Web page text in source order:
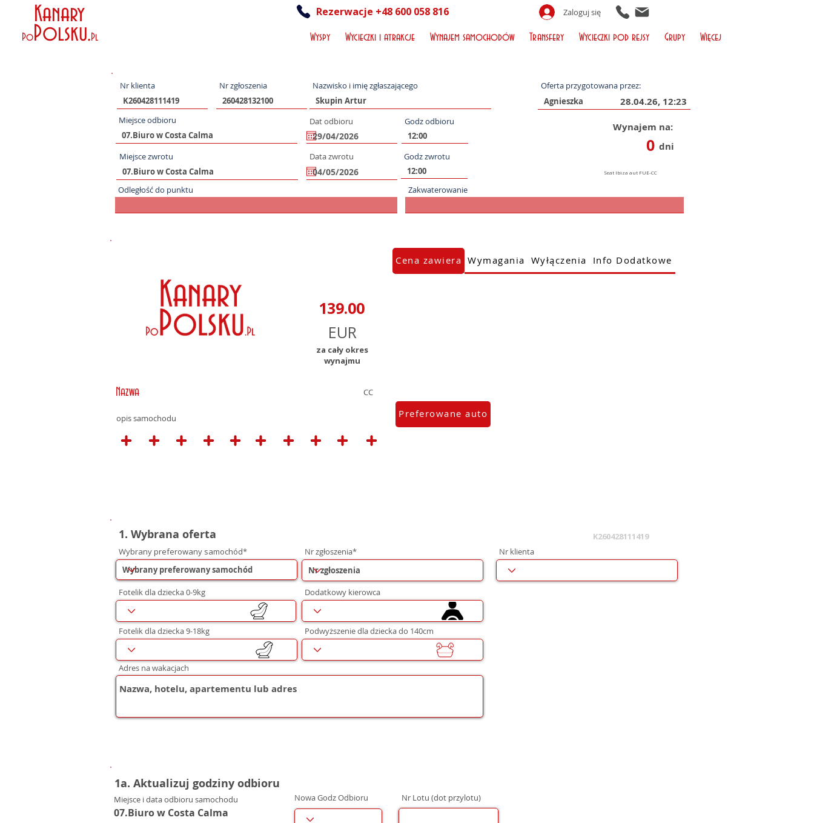
Kanary
PoPolsku.Pl
Rezerwacje +48 600 058 816 Zaloguj się
Wyspy Wycieczki i atrakcje Wynajem samochodów Transfery Wycieczki pod rejsy Grupy Więcej
Nr klienta Nr zgłoszenia Nazwisko i imię zgłaszającego Oferta przygotowana przez:
28.04.26, 12:23
Miejsce odbioru Dat odbioru Godz odbioru
Miejsce zwrotu Data zwrotu Godz zwrotu
Wynajem na:
0 dni
Odległość do punktu Zakwaterowanie
za cały okres
wynajmu
Nazwa CC
opis samochodu
Cena zawiera Wymagania Wyłączenia Info Dodatkowe
Preferowane auto
1. Wybrana oferta
Wybrany preferowany samochód* Nr zgłoszenia*
Fotelik dla dziecka 0-9kg Dodatkowy kierowca
Fotelik dla dziecka 9-18kg Podwyższenie dla dziecka do 140cm
Adres na wakacjach
K260428111419
Nr klienta
1a. Aktualizuj godziny odbioru
Miejsce i data odbioru samochodu
07.Biuro w Costa Calma
Nowa Godz Odbioru Nr Lotu (dot przylotu)